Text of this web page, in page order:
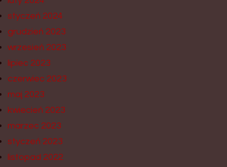
styczeń 2024
grudzień 2023
wrzesień 2023
lipiec 2023
czerwiec 2023
maj 2023
kwiecień 2023
marzec 2023
styczeń 2023
listopad 2022